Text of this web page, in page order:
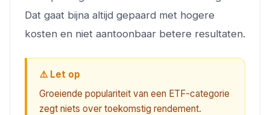
Dat gaat bijna altijd gepaard met hogere
kosten en niet aantoonbaar betere resultaten.
⚠️ Let op
Groeiende populariteit van een ETF-categorie
zegt niets over toekomstig rendement.